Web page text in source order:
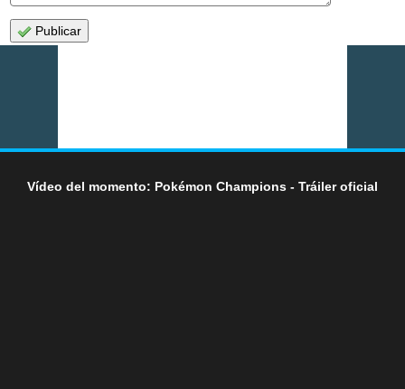
Publicar
Vídeo del momento: Pokémon Champions - Tráiler oficial